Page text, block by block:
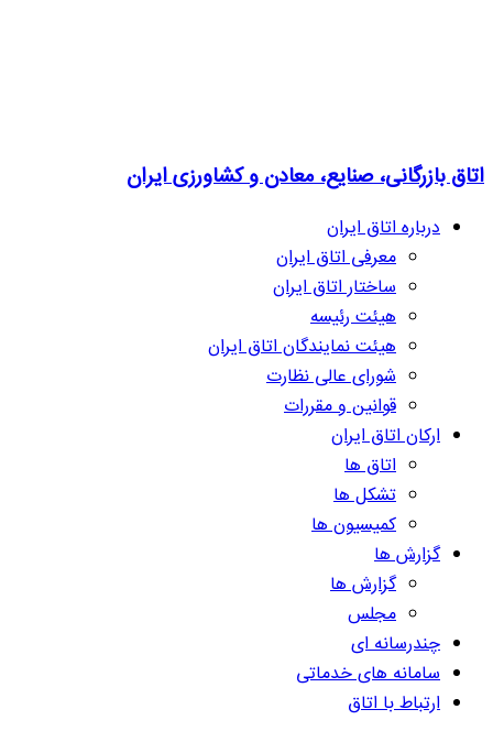
اتاق بازرگانی، صنایع، معادن و کشاورزی ایران
درباره اتاق ایران
معرفی اتاق ایران
ساختار اتاق ایران
هیئت رئیسه
هیئت نمایندگان اتاق ایران
شورای عالی نظارت
قوانین و مقررات
ارکان اتاق ایران
اتاق ها
تشکل ها
کمیسیون ها
گزارش ها
گزارش ها
مجلس
چندرسانه ای
سامانه های خدماتی
ارتباط با اتاق